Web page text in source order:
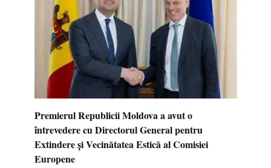
Premierul Republicii Moldova a avut o
întrevedere cu Directorul General pentru
Extindere și Vecinătatea Estică al Comisiei
Europene